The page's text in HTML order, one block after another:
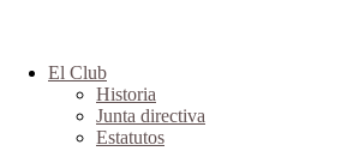
El Club
Historia
Junta directiva
Estatutos